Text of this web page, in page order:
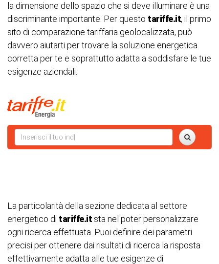
la dimensione dello spazio che si deve illuminare è una
discriminante importante. Per questo tariffe.it, il primo
sito di comparazione tariffaria geolocalizzata, può
davvero aiutarti per trovare la soluzione energetica
corretta per te e soprattutto adatta a soddisfare le tue
esigenze aziendali.
La particolarità della sezione dedicata al settore
energetico di tariffe.it sta nel poter personalizzare
ogni ricerca effettuata. Puoi definire dei parametri
precisi per ottenere dai risultati di ricerca la risposta
effettivamente adatta alle tue esigenze di